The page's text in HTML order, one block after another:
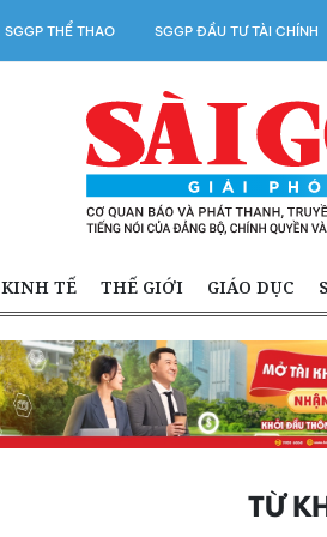
SGGP THỂ THAO SGGP ĐẦU TƯ TÀI CHÍNH
KINH TẾ THẾ GIỚI GIÁO DỤC
TỪ